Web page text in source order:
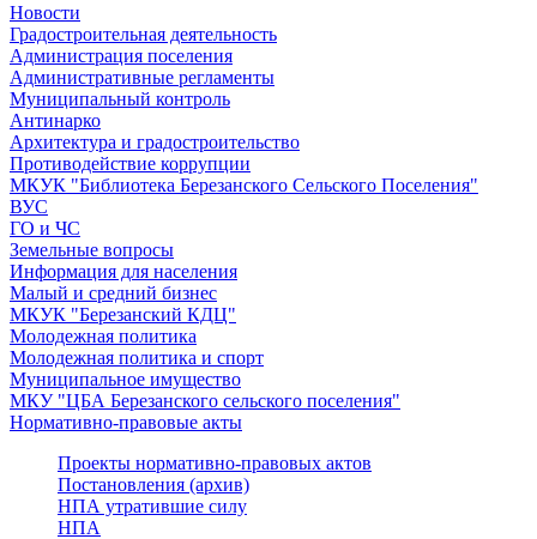
Новости
Градостроительная деятельность
Администрация поселения
Административные регламенты
Муниципальный контроль
Антинарко
Архитектура и градостроительство
Противодействие коррупции
МКУК "Библиотека Березанского Сельского Поселения"
ВУС
ГО и ЧС
Земельные вопросы
Информация для населения
Малый и средний бизнес
МКУК "Березанский КДЦ"
Молодежная политика
Молодежная политика и спорт
Муниципальное имущество
МКУ "ЦБА Березанского сельского поселения"
Нормативно-правовые акты
Проекты нормативно-правовых актов
Постановления (архив)
НПА утратившие силу
НПА